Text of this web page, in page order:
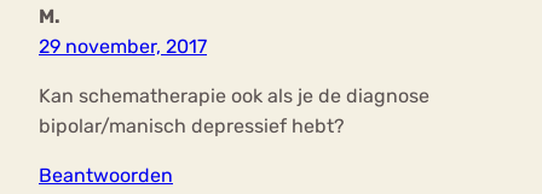
M.
29 november, 2017
Kan schematherapie ook als je de diagnose
bipolar/manisch depressief hebt?
Beantwoorden